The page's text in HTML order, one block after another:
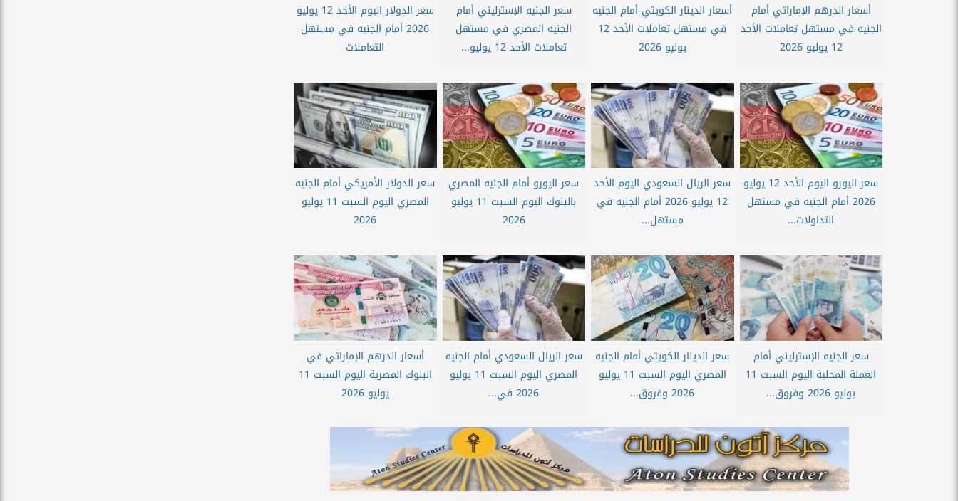
أسعار الدرهم الإماراتي أمام
الجنيه في مستهل تعاملات الأحد
12 يوليو 2026
أسعار الدينار الكويتي أمام الجنيه
في مستهل تعاملات الأحد 12
يوليو 2026
سعر الجنيه الإسترليني أمام
الجنيه المصري في مستهل
تعاملات الأحد 12 يوليو...
سعر الدولار اليوم الأحد 12 يوليو
2026 أمام الجنيه في مستهل
التعاملات
سعر اليورو اليوم الأحد 12 يوليو
2026 أمام الجنيه في مستهل
التداولات...
سعر الريال السعودي اليوم الأحد
12 يوليو 2026 أمام الجنيه في
مستهل...
سعر اليورو أمام الجنيه المصري
بالبنوك اليوم السبت 11 يوليو
2026
سعر الدولار الأمريكي أمام الجنيه
المصري اليوم السبت 11 يوليو
2026
سعر الجنيه الإسترليني أمام
العملة المحلية اليوم السبت 11
يوليو 2026 وفروق...
سعر الدينار الكويتي أمام الجنيه
المصري اليوم السبت 11 يوليو
2026 وفروق...
سعر الريال السعودي أمام الجنيه
المصري اليوم السبت 11 يوليو
2026 في...
أسعار الدرهم الإماراتي في
البنوك المصرية اليوم السبت 11
يوليو 2026